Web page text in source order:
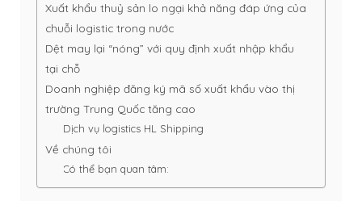
Xuất khẩu thuỷ sản lo ngại khả năng đáp ứng của
chuỗi logistic trong nước
Dệt may lại “nóng” với quy định xuất nhập khẩu
tại chỗ
Doanh nghiệp đăng ký mã số xuất khẩu vào thị
trường Trung Quốc tăng cao
Dịch vụ logistics HL Shipping
Về chúng tôi
Có thể bạn quan tâm: